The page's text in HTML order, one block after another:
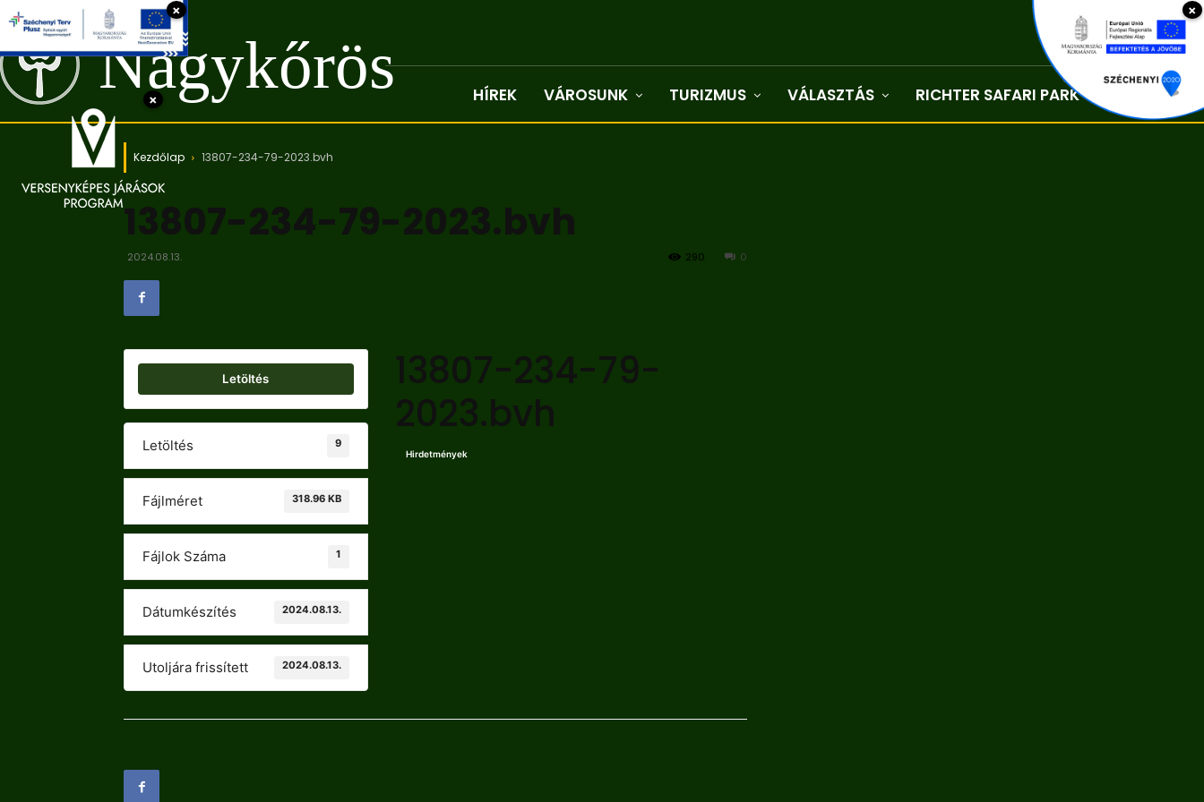
Nagykőrös HÍREK VÁROSUNK TURIZMUS VÁLASZTÁS RICHTER SAFARI PARK Kapcsolat
Kezdőlap 13807-234-79-2023.bvh
13807-234-79-2023.bvh
2024.08.13. 0
290
Letöltés
Letöltés 9
Fájlméret 318.96 KB
Fájlok Száma 1
Dátumkészítés 2024.08.13.
Utoljára frissített 2024.08.13.
13807-234-79-
2023.bvh
Hirdetmények
×
×
×